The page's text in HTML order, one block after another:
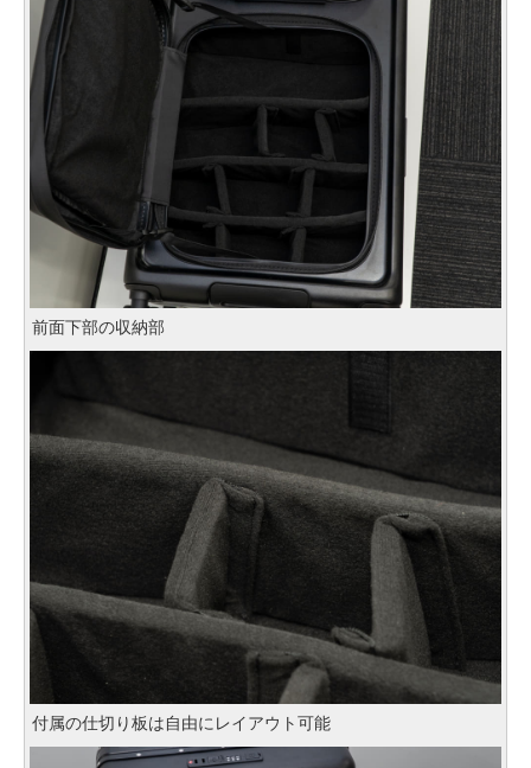
前面下部の収納部
付属の仕切り板は自由にレイアウト可能